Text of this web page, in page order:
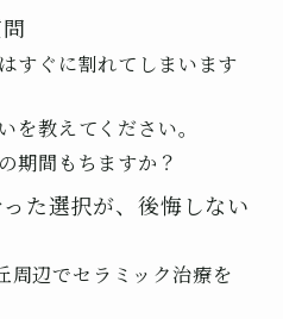
すぐに割れてしまいます
を教えてください。
期間もちますか？
た選択が、後悔しない
周辺でセラミック治療を